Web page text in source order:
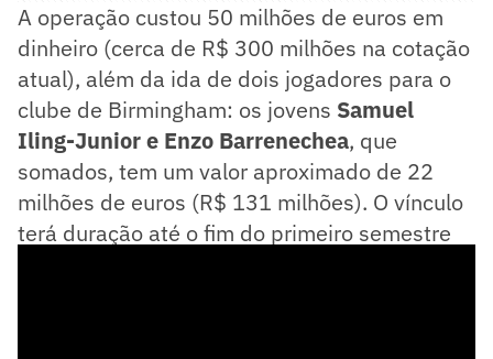
A operação custou 50 milhões de euros em
dinheiro (cerca de R$ 300 milhões na cotação
atual), além da ida de dois jogadores para o
clube de Birmingham: os jovens Samuel
Iling-Junior e Enzo Barrenechea, que
somados, tem um valor aproximado de 22
milhões de euros (R$ 131 milhões). O vínculo
terá duração até o fim do primeiro semestre